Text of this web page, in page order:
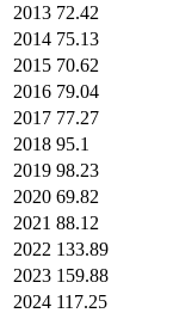
2013 72.42
2014 75.13
2015 70.62
2016 79.04
2017 77.27
2018 95.1
2019 98.23
2020 69.82
2021 88.12
2022 133.89
2023 159.88
2024 117.25